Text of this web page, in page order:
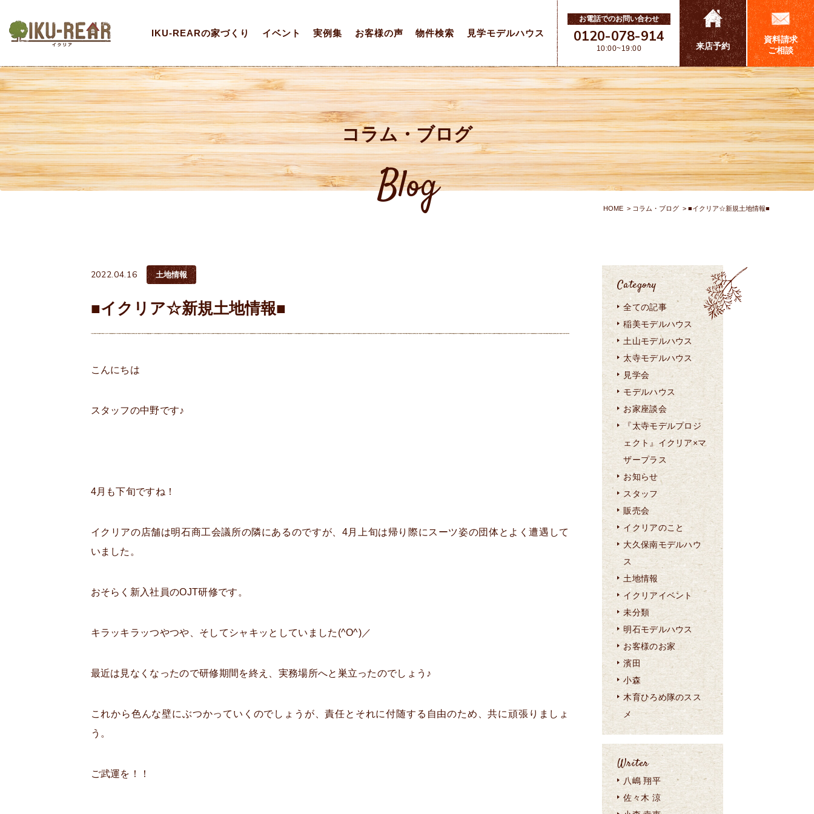
IKU-REARの家づくり イベント 実例集 お客様の声 物件検索 見学モデルハウス
お電話でのお問い合わせ
0120-078-914
10:00~19:00 来店予約
資料請求
ご相談
コラム・ブログ
Blog HOME コラム・ブログ ■イクリア☆新規土地情報■
2022.04.16 土地情報
■イクリア☆新規土地情報■
こんにちは
スタッフの中野です♪
4月も下旬ですね！
イクリアの店舗は明石商工会議所の隣にあるのですが、4月上旬は帰り際にスーツ姿の団体とよく遭遇して
いました。
おそらく新入社員のOJT研修です。
キラッキラッつやつや、そしてシャキッとしていました(^O^)／
最近は見なくなったので研修期間を終え、実務場所へと巣立ったのでしょう♪
これから色んな壁にぶつかっていくのでしょうが、責任とそれに付随する自由のため、共に頑張りましょ
う。
ご武運を！！
Category
全ての記事
稲美モデルハウス
土山モデルハウス
太寺モデルハウス
見学会
モデルハウス
お家座談会
『太寺モデルプロジ
ェクト』イクリア×マ
ザープラス
お知らせ
スタッフ
販売会
イクリアのこと
大久保南モデルハウ
ス
土地情報
イクリアイベント
未分類
明石モデルハウス
お客様のお家
濱田
小森
木育ひろめ隊のスス
メ
Writer
八嶋 翔平
佐々木 涼